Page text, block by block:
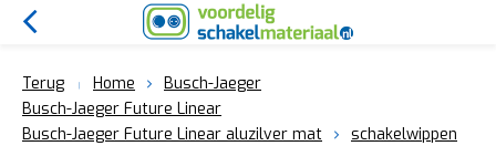
Terug Home
Busch-Jaeger
Busch-Jaeger Future Linear
Busch-Jaeger Future Linear aluzilver mat
schakelwippen